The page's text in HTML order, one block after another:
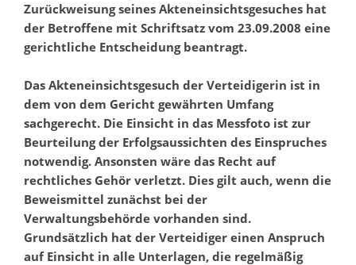
Zurückweisung seines Akteneinsichtsgesuches hat
der Betroffene mit Schriftsatz vom 23.09.2008 eine
gerichtliche Entscheidung beantragt.
Das Akteneinsichtsgesuch der Verteidigerin ist in
dem von dem Gericht gewährten Umfang
sachgerecht. Die Einsicht in das Messfoto ist zur
Beurteilung der Erfolgsaussichten des Einspruches
notwendig. Ansonsten wäre das Recht auf
rechtliches Gehör verletzt. Dies gilt auch, wenn die
Beweismittel zunächst bei der
Verwaltungsbehörde vorhanden sind.
Grundsätzlich hat der Verteidiger einen Anspruch
auf Einsicht in alle Unterlagen, die regelmäßig